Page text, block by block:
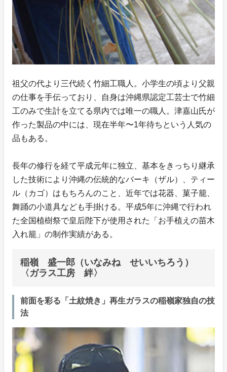
祖父の代より三代続く竹細工職人。小学生の頃より父親
の仕事を手伝っており、自身は沖縄県認定工芸士で竹細
工のみで生計を立てる県内では唯一の職人。津嘉山氏が
作った製品の中には、現在半年〜1年待ちという人気の
品もある。
長年の修行を経て平成元年に独立、基本をきっちり継承
した技術により沖縄の伝統的なバーキ（ザル）、ティー
ル（カゴ）はもちろんのこと、近年では花器、菓子籠、
舞踊の小道具なども手掛ける。平成5年に沖縄で行われ
た全国植樹祭で皇后陛下が使用された「お手植えの苗木
入れ籠」の制作実績がある。
稲嶺 盛一郎（いなみね せいいちろう）
〈ガラス工房 絆〉
前面を彩る「土紋焼き」再生ガラスの稲嶺家独自の技
法